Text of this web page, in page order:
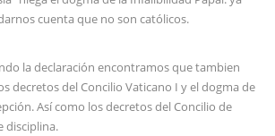
cuenta que no son católicos.
la declaración encontramos que tambien
decretos del Concilio Vaticano I y el dogma de
Así como los decretos del Concilio de
disciplina.